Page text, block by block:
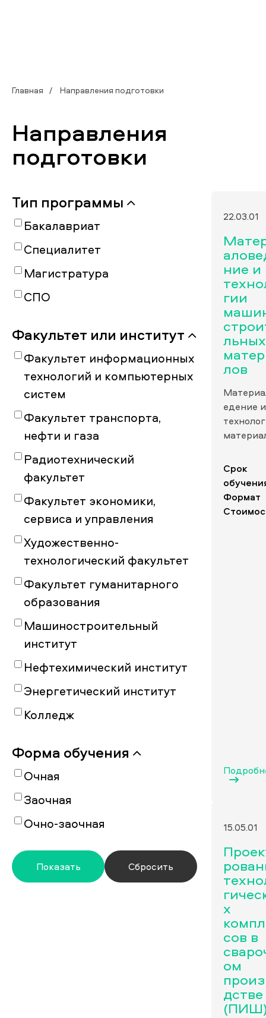
Главная Направления подготовки
Направления
подготовки
Тип программы
Бакалавриат
Специалитет
Магистратура
СПО
Факультет или институт
Факультет информационных
технологий и компьютерных
систем
Факультет транспорта,
нефти и газа
Радиотехнический
факультет
Факультет экономики,
сервиса и управления
Художественно-
технологический факультет
Факультет гуманитарного
образования
Машиностроительный
институт
Нефтехимический институт
Энергетический институт
Колледж
Форма обучения
Очная
Заочная
Очно-заочная
22.03.01
ние и
гии
льных
лов
едение и
Срок
Формат
15.05.01
х
сов в
ом
дстве